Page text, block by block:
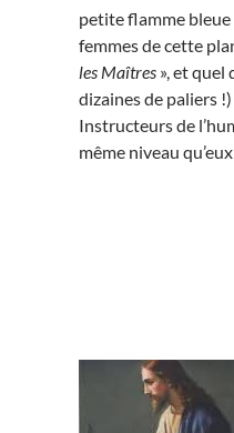
petite flamme
femmes de cette
les Maîtres », et quel
dizaines de paliers
Instructeurs de
même niveau